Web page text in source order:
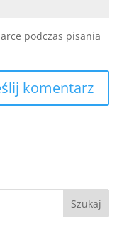
podczas pisania